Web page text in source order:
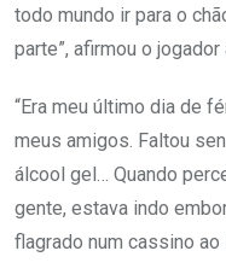
todo mundo ir para o
parte”, afirmou o
“Era meu último dia de
meus amigos. Faltou
álcool gel… Quando
gente, estava indo
flagrado num cassino